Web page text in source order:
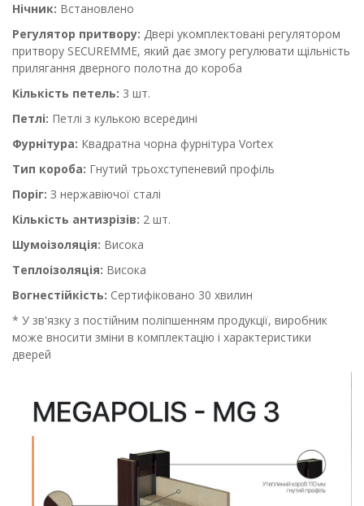
Нічник: Встановлено
Регулятор притвору: Двері укомплектовані регулятором
притвору SECUREMME, який дає змогу регулювати щільність
прилягання дверного полотна до короба
Кількість петель: 3 шт.
Петлі: Петлі з кулькою всередині
Фурнітура: Квадратна чорна фурнітура Vortex
Тип короба: Гнутий трьохступеневий профіль
Поріг: З нержавіючої сталі
Кількість антизрізів: 2 шт.
Шумоізоляція: Висока
Теплоізоляція: Висока
Вогнестійкість: Сертифіковано 30 хвилин
* У зв'язку з постійним поліпшенням продукції, виробник
може вносити зміни в комплектацію і характеристики
дверей